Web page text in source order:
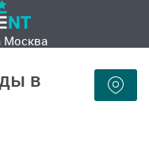
Москва
в